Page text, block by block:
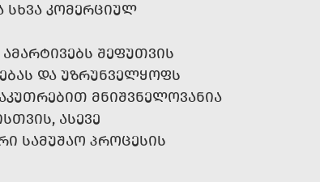
ᲡᲮᲕᲐ ᲙᲝᲛᲔᲠᲪᲘᲣᲚ
ᲨᲔᲤᲣᲗᲕᲘᲡ
ᲓᲐ ᲣᲖᲠᲣᲜᲕᲔᲚᲧᲝᲤᲡ
ᲛᲜᲘᲨᲕᲜᲔᲚᲝᲕᲐᲜᲘᲐ
ᲐᲡᲔᲕᲔ
ᲡᲐᲛᲣᲨᲐᲝ ᲞᲠᲝᲪᲔᲡᲘᲡ